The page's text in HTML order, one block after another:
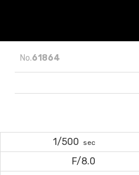
No.61864
sec
1/500
F/8.0